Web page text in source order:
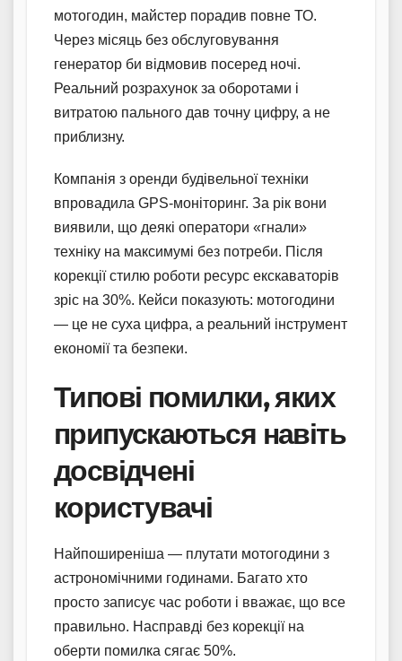
мотогодин, майстер порадив повне ТО.
Через місяць без обслуговування
генератор би відмовив посеред ночі.
Реальний розрахунок за оборотами і
витратою пального дав точну цифру, а не
приблизну.
Компанія з оренди будівельної техніки
впровадила GPS-моніторинг. За рік вони
виявили, що деякі оператори «гнали»
техніку на максимумі без потреби. Після
корекції стилю роботи ресурс екскаваторів
зріс на 30%. Кейси показують: мотогодини
— це не суха цифра, а реальний інструмент
економії та безпеки.
Типові помилки, яких
припускаються навіть
досвідчені
користувачі
Найпоширеніша — плутати мотогодини з
астрономічними годинами. Багато хто
просто записує час роботи і вважає, що все
правильно. Насправді без корекції на
оберти помилка сягає 50%.